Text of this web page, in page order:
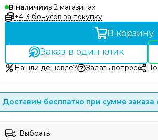
В наличиив 2 магазинах
+413 бонусов за покупку
В корзину
Заказ в один клик
Нашли дешевле? Задать вопрос
Доставим бесплатно при сумме заказа
Выбрать